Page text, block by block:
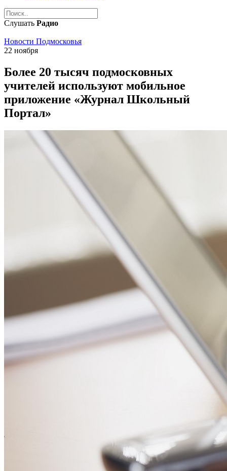
Слушать Радио
Новости Подмосковья
22 ноября
Более 20 тысяч подмосковных
учителей используют мобильное
приложение «Журнал Школьный
Портал»